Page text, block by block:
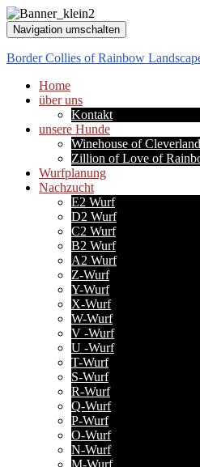
Navigation umschalten
Border Collies of Rainbow
Home
über uns
Kontakt
unsere Hunde
Winehouse of Cleverland
Zillion of Love of
Wurfplanung
Nachzucht
E2 Wurf
D2 Wurf
C2 Wurf
B2 Wurf
A2 Wurf
Z-Wurf
Y-Wurf
X-Wurf
W-Wurf
V -Wurf
U -Wurf
T-Wurf
S-Wurf
R-Wurf
Q-Wurf
P-Wurf
O-Wurf
N-Wurf
M-Wurf